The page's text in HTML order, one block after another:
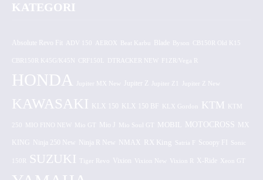
KATEGORI
Absolute Revo Fit ADV 150 AEROX CB150R Old K15
CBR150R K45G/K45N CRF150L DTRACKER NEW F1ZR/Vega R
HONDA Jupiter MX New Jupiter Z Jupiter Z1 Jupiter Z New
KAWASAKI KLX 150 KLX 150 BF KLX Gordon KTM KTM
250 MIO FINO NEW Mio GT Mio J Mio Soul GT MOBIL MOTOCROSS MX
KING Ninja 250 New Ninja R New NMAX RX King Satria F Scoopy FI Sonic
150R SUZUKI Tiger Revo Vixion Vixion New Vixion R X-Ride Xeon GT